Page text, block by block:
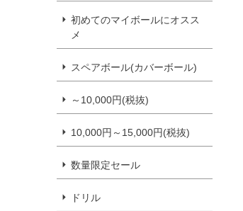
初めてのマイボールにオスス
メ
スペアボール(カバーボール)
～10,000円(税抜)
10,000円～15,000円(税抜)
数量限定セール
ドリル